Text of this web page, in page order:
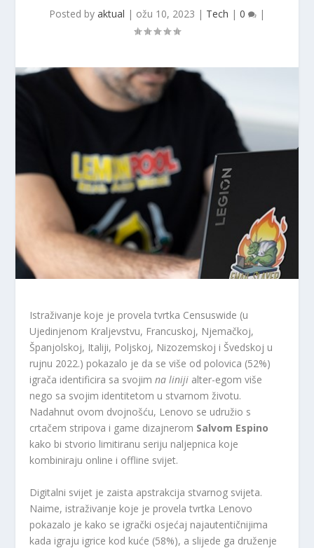
Posted by aktual | ožu 10, 2023 | Tech | 0 |
Istraživanje koje je provela tvrtka Censuswide (u
Ujedinjenom Kraljevstvu, Francuskoj, Njemačkoj,
Španjolskoj, Italiji, Poljskoj, Nizozemskoj i Švedskoj u
rujnu 2022.) pokazalo je da se više od polovica (52%)
igrača identificira sa svojimna liniji alter-egom više
nego sa svojim identitetom u stvarnom životu.
Nadahnut ovom dvojnošću, Lenovo se udružio s
crtačem stripova i game dizajnerom Salvom Espino
kako bi stvorio limitiranu seriju naljepnica koje
kombiniraju online i offline svijet.
Digitalni svijet je zaista apstrakcija stvarnog svijeta.
Naime, istraživanje koje je provela tvrtka Lenovo
pokazalo je kako se igrački osjećaj najautentičnijima
kada igraju igrice kod kuće (58%), a slijede ga druženje